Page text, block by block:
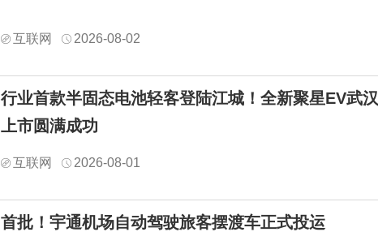
互联网 2026-08-02
行业首款半固态电池轻客登陆江城！全新聚星EV武汉
上市圆满成功
互联网 2026-08-01
首批！宇通机场自动驾驶旅客摆渡车正式投运